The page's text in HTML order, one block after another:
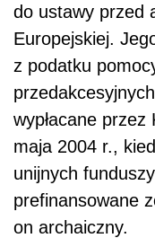
do ustawy przed
Europejskiej.
z podatku
wypłacane
maja 2004 r.,
unijnych
prefinansowane
on archaiczny.